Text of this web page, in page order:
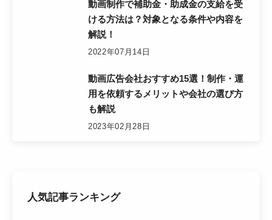
動画制作で補助金・助成金の支給を受
ける方法は？対象となる条件や内容を
解説！
2022年07月14日
動画広告会社おすすめ15選！制作・運
用を依頼するメリットや会社の選び方
も解説
2023年02月28日
人気記事ランキング